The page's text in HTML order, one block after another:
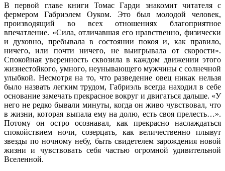
В первой главе книги Томас Гарди знакомит читателя с
фермером Габриэлем Оуком. Это был молодой человек,
производящий во всех отношениях благоприятное
впечатление. «Сила, отличавшая его нравственно, физически
и духовно, пребывала в состоянии покоя и, как правило,
ничего, или почти ничего, не выигрывала от скорости».
Спокойная уверенность сквозила в каждом движении этого
жизнестойкого, умного, неунывающего мужчины с солнечной
улыбкой. Несмотря на то, что разведение овец никак нельзя
было назвать легким трудом, Габриэль всегда находил в себе
основание замечать прекрасное вокруг и двигаться дальше. «У
него не редко бывали минуты, когда он живо чувствовал, что
в жизни, которая выпала ему на долю, есть своя прелесть…».
Потому он остро осознавал, как прекрасно наслаждаться
спокойствием ночи, созерцать, как величественно плывут
звезды по ночному небу, быть свидетелем зарождения новой
жизни и чувствовать себя частью огромной удивительной
Вселенной.